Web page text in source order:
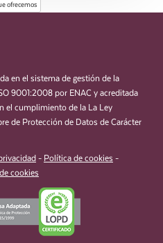
ofrecemos
en el sistema de gestión de la
9001:2008 por ENAC y acreditada
el cumplimiento de la La Ley
de Protección de Datos de Carácter
- Política de cookies -
cookies